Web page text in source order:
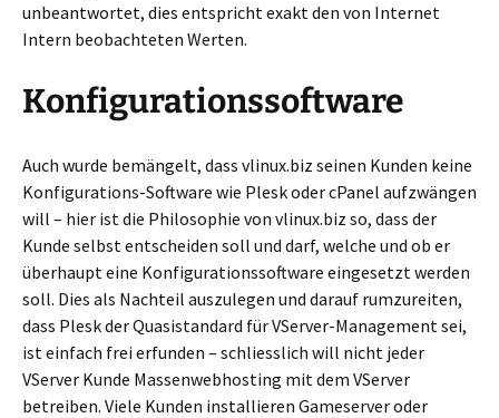
unbeantwortet, dies entspricht exakt den von Internet
Intern beobachteten Werten.
Konfigurationssoftware
Auch wurde bemängelt, dass vlinux.biz seinen Kunden keine
Konfigurations-Software wie Plesk oder cPanel aufzwängen
will – hier ist die Philosophie von vlinux.biz so, dass der
Kunde selbst entscheiden soll und darf, welche und ob er
überhaupt eine Konfigurationssoftware eingesetzt werden
soll. Dies als Nachteil auszulegen und darauf rumzureiten,
dass Plesk der Quasistandard für VServer-Management sei,
ist einfach frei erfunden – schliesslich will nicht jeder
VServer Kunde Massenwebhosting mit dem VServer
betreiben. Viele Kunden installieren Gameserver oder